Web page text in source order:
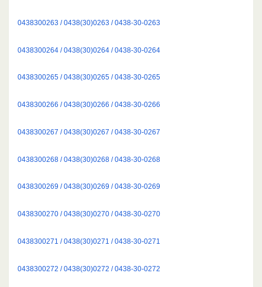
0438300263 / 0438(30)0263 / 0438-30-0263
0438300264 / 0438(30)0264 / 0438-30-0264
0438300265 / 0438(30)0265 / 0438-30-0265
0438300266 / 0438(30)0266 / 0438-30-0266
0438300267 / 0438(30)0267 / 0438-30-0267
0438300268 / 0438(30)0268 / 0438-30-0268
0438300269 / 0438(30)0269 / 0438-30-0269
0438300270 / 0438(30)0270 / 0438-30-0270
0438300271 / 0438(30)0271 / 0438-30-0271
0438300272 / 0438(30)0272 / 0438-30-0272